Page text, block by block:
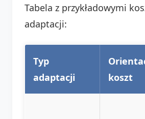
Tabela z przykładowymi
adaptacji:
Typ
adaptacji
koszt